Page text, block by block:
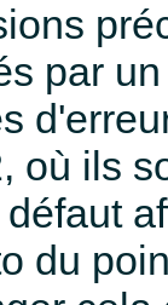
par
où ils
du